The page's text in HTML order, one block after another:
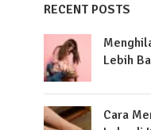
RECENT POSTS
Lebih
Cara